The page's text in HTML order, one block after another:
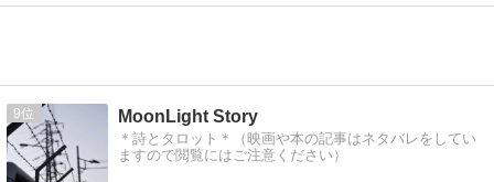
9 MoonLight Story
＊詩とタロット＊（映画や本の記事はネタバレをしてい
ますので閲覧にはご注意ください）